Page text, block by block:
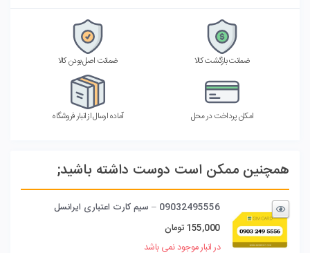
ضمانت بازگشت کالا ضمانت اصل بودن کالا
امکان پرداخت در محل آماده ارسال از انبار فروشگاه
همچنین ممکن است دوست داشته باشید;
09032495556 – سیم کارت اعتباری ایرانسل
155,000 تومان
در انبار موجود نمی باشد